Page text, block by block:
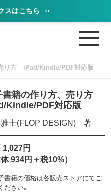
スはこちら ››
り方 iPad/Kindle/PDF対応版
書籍の作り方、売り方
Kindle/PDF対応版
雅士(FLOP DESIGN) 著
1,027円
体 934円＋税10%）
書籍の価格は各販売ストアにてご
ださい｡